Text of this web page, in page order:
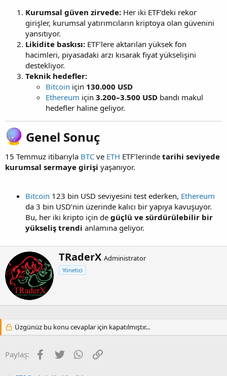
Kurumsal güven zirvede: Her iki ETF’deki rekor
girişler, kurumsal yatırımcıların kriptoya olan güvenini
yansıtıyor.
Likidite baskısı: ETF’lere aktarılan yüksek fon
hacimleri, piyasadaki arzı kısarak fiyat yükselişini
destekliyor.
Teknik hedefler:
Bitcoin için 130.000 USD
Ethereum için 3.200–3.500 USD bandı makul
hedefler haline geliyor.
Genel Sonuç​
15 Temmuz itibarıyla BTC ve ETH ETF’lerinde tarihi seviyede
kurumsal sermaye girişi yaşanıyor.
Bitcoin 123 bin USD seviyesini test ederken, Ethereum
da 3 bin USD’nin üzerinde kalıcı bir yapıya kavuşuyor.
Bu, her iki kripto için de güçlü ve sürdürülebilir bir
yükseliş trendi anlamına geliyor.
Y
a
z
TRaderX Administrator
Yönetici
Üzgünüz bu konu cevaplar için kapatılmıştır...
Paylaş: Facebook
Twitter WhatsApp